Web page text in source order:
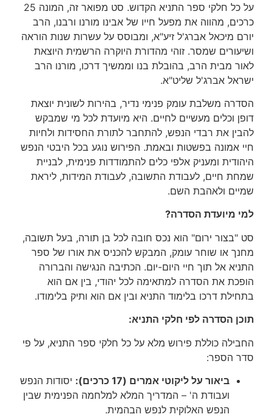
על כל חלקי ספר התניא הקדוש. סט מפואר זה, המונה 25
כרכים, מהווה את מפעל חייו של אבינו מורנו ורבנו, הרב
יורם מיכאל אברג'ל זיע"א, ומבוסס על עשרות שנות הוראה
ושיעורים שמסר. זוהי מהדורת היוקרה הרשמית היוצאת
לאור מבית הרב, בהובלת בנו וממשיך דרכו, מורנו הרב
ישראל אברג'ל שליט"א.
הסדרה משלבת עומק פנימי נדיר, בהירות לשונית יוצאת
דופן וכלים מעשיים לחיים. היא מיועדת לכל מי שמבקש
להבין את רבדי הנפש, להתחבר לתורת החסידות ולחיות
חיי אמונה בפשטות ובאמת. הפירוש נוגע בכל היבטי הנפש
היהודית ומעניק אלפי כלים להתמודדות פנימית, לבניית
שמחת חיים, לעבודת התשובה, לעבודת המידות, ליראת
שמיים ולאהבת השם.
למי מיועדת הסדרה?
סט "בצור ירום" הוא נכס חובה לכל בן תורה, בעל תשובה,
מחנך או שוחר עומק, המבקש להכניס את אורו של ספר
התניא אל תוך חיי היום-יום. הכתיבה הנגישה והברורה
הופכת את הסדרה למתאימה לכל יהודי, בין אם הוא
בתחילת דרכו בלימוד התניא ובין אם הוא ותיק בלימודו.
תוכן הסדרה לפי חלקי התניא:
החבילה כוללת פירוש מלא על כל חלקי ספר התניא, על פי
סדר הספר:
ביאור על ליקוטי אמרים (17 כרכים):
יסודות הנפש
ועבודת ה' – המדריך המלא למלחמה הפנימית שבין
הנפש האלוקית לנפש הבהמית.